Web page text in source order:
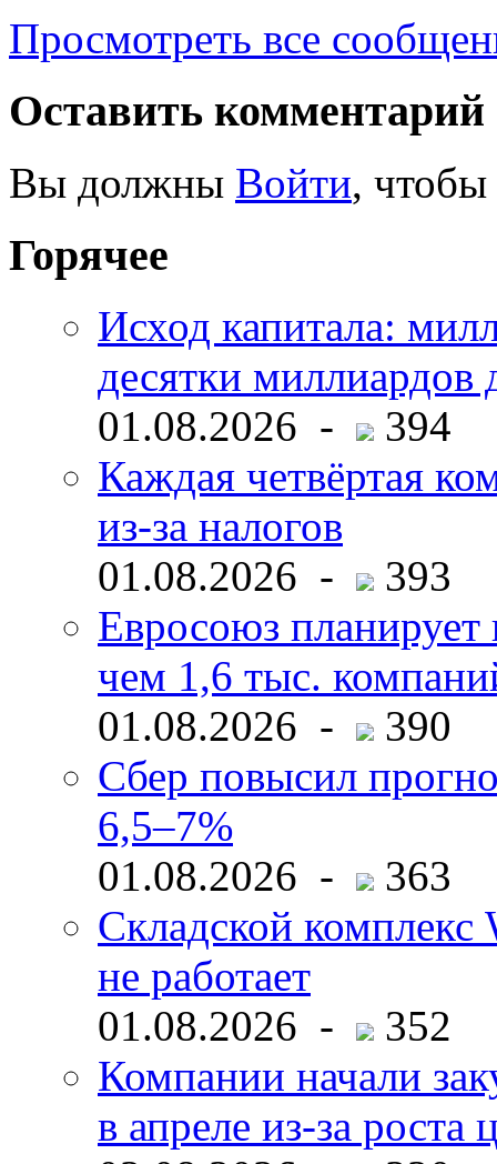
Просмотреть все
Оставить комментарий
Вы должны Войти, чтобы
Горячее
Исход капитала:
десятки миллиардов
01.08.2026 -
394
Каждая четвёртая
из-за налогов
01.08.2026 -
393
Евросоюз планирует
чем 1,6 тыс.
01.08.2026 -
390
Сбер повысил
6,5–7%
01.08.2026 -
363
Складской комплекс
не работает
01.08.2026 -
352
Компании начали
в апреле из-за роста